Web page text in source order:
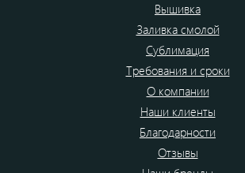
Вышивка
Заливка смолой
Сублимация
Требования и сроки
О компании
Наши клиенты
Благодарности
Отзывы